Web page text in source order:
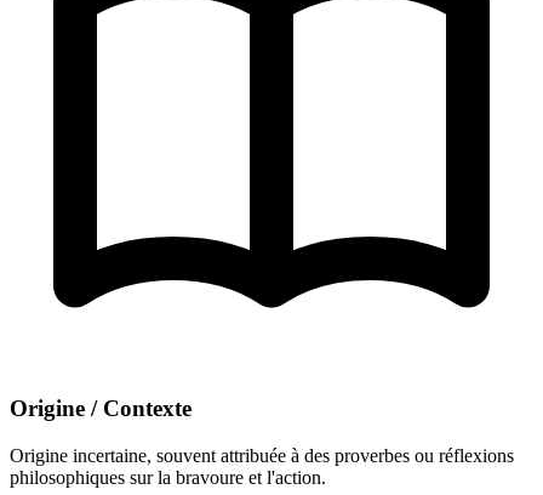
Origine / Contexte
Origine incertaine, souvent attribuée à des proverbes ou réflexions
philosophiques sur la bravoure et l'action.